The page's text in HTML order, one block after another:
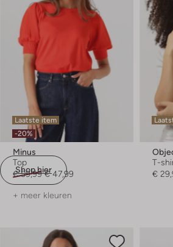
Shop hier
Laatste item
-20%
Minus
Top
€ 59,99 € 47,99
+ meer kleuren
T-
€